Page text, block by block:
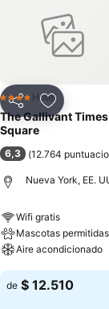
En cuanto al
bar y un
servicio de
CompartirAñadir a
4 EstrellasHotel
The Gallivant Times
Square
6,3 (12.764
Nueva York, EE.
Wifi gratis
Mascotas permitidas
Aire acondicionado
Ver precios
de $ 12.510